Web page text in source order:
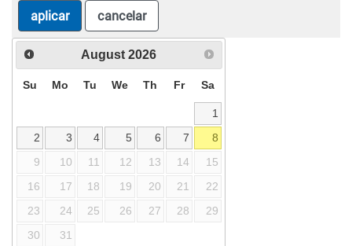
aplicar cancelar
August 2026
Su Mo Tu We Th Fr Sa
1
2
3 4 5 6 7
8
9
10 11 12 13 14
15
16
17 18 19 20 21
22
23
24 25 26 27 28
29
30
31